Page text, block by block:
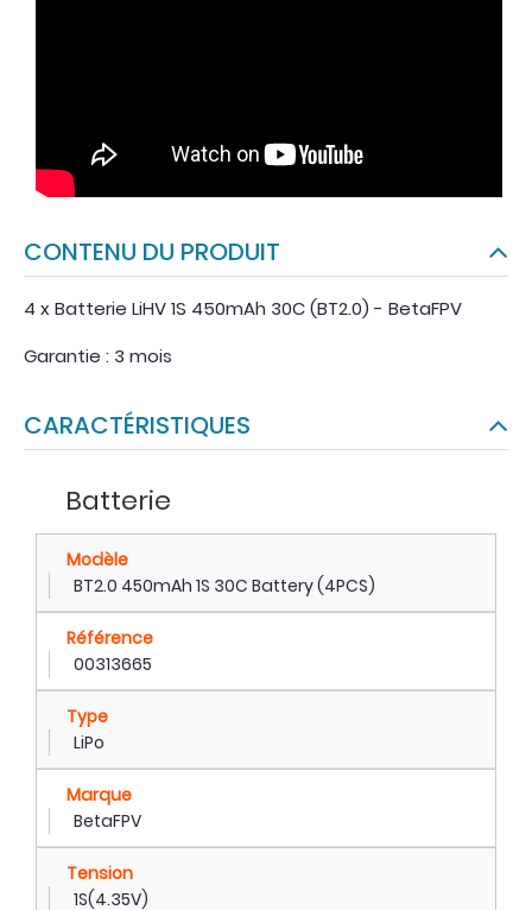
CONTENU DU PRODUIT
4 x Batterie LiHV 1S 450mAh 30C (BT2.0) - BetaFPV
Garantie : 3 mois
CARACTÉRISTIQUES
Batterie
Modèle
BT2.0 450mAh 1S 30C Battery (4PCS)
Référence
00313665
Type
LiPo
Marque
BetaFPV
Tension
1S(4.35V)